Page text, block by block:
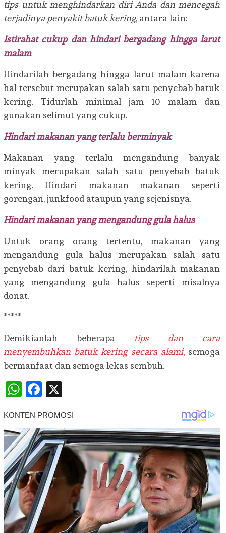
tips untuk menghindarkan diri Anda dan mencegah
terjadinya penyakit batuk kering, antara lain:
Istirahat cukup dan hindari bergadang hingga larut
malam
Hindarilah bergadang hingga larut malam karena
hal tersebut merupakan salah satu penyebab batuk
kering. Tidurlah minimal jam 10 malam dan
gunakan selimut yang cukup.
Hindari makanan yang terlalu berminyak
Makanan yang terlalu mengandung banyak
minyak merupakan salah satu penyebab batuk
kering. Hindari makanan makanan seperti
gorengan, junkfood ataupun yang sejenisnya.
Hindari makanan yang mengandung gula halus
Untuk orang orang tertentu, makanan yang
mengandung gula halus merupakan salah satu
penyebab dari batuk kering, hindarilah makanan
yang mengandung gula halus seperti misalnya
donat.
*****
Demikianlah beberapa tips dan cara
menyembuhkan batuk kering secara alami, semoga
bermanfaat dan semoga lekas sembuh.
WhatsApp
Facebook